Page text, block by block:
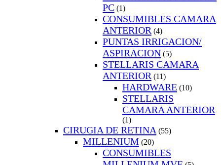
PC (1)
CONSUMIBLES CAMARA
ANTERIOR (4)
PUNTAS IRRIGACION/
ASPIRACION (5)
STELLARIS CAMARA
ANTERIOR (11)
HARDWARE (10)
STELLARIS
CAMARA ANTERIOR
(1)
CIRUGIA DE RETINA (55)
MILLENIUM (20)
CONSUMIBLES